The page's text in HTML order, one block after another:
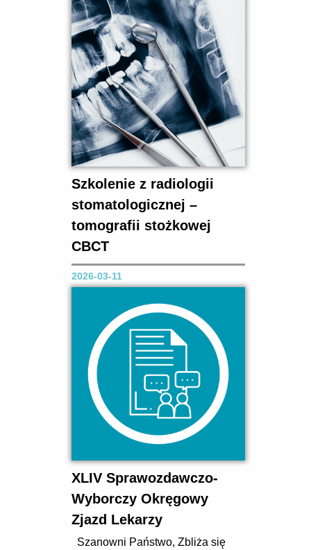
konferencję naukowo-szkoleniową
wraz z kursem „Nowości w
leczeniu stomatologicznym”,
organizowaną w dniach 11-13
czerwca 2026 r. w Hotelu Oficerski
Yacht Club Resort & SPA przy ul.
Wyszyńskiego 1 w...
Szkolenie z radiologii
stomatologicznej –
tomografii stożkowej
CBCT
2026-03-11
XLIV Sprawozdawczo-
Wyborczy Okręgowy
Zjazd Lekarzy